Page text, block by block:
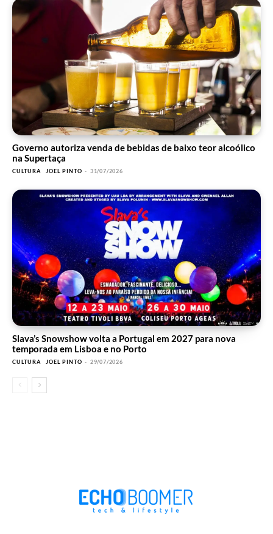
Governo autoriza venda de bebidas de baixo teor alcoólico
na Supertaça
CULTURA JOEL PINTO - 31/07/2026
Slava’s Snowshow volta a Portugal em 2027 para nova
temporada em Lisboa e no Porto
CULTURA JOEL PINTO - 29/07/2026